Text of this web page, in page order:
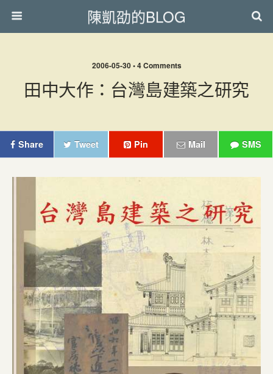
陳凱劭的BLOG
2006-05-30 • 4 Comments
田中大作：台灣島建築之研究
Share Tweet Pin Mail SMS